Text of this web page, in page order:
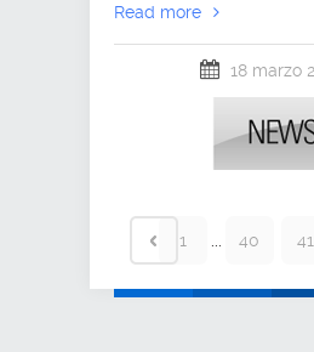
Read more
18 marzo
1 40 41